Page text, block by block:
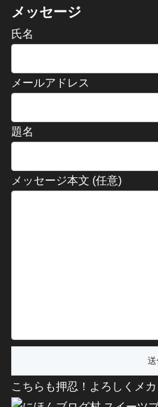
メッセージ
氏名
メールアドレス
題名
メッセージ本文 (任意)
こちらも押忍！よろしくメカ